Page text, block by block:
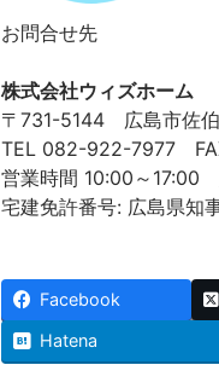
お問合せ先
株式会社ウィズホーム
〒731-5144 広島市佐
TEL 082-922-7977
営業時間 10:00～17:00
宅建免許番号: 広島県知
Facebook
Hatena